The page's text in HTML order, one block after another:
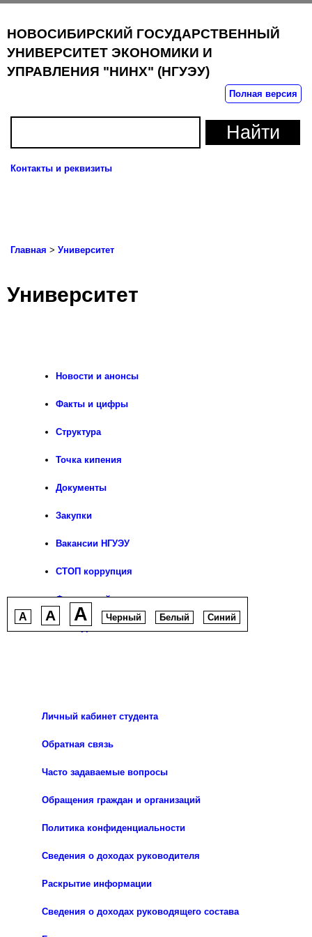
НОВОСИБИРСКИЙ ГОСУДАРСТВЕННЫЙ
УНИВЕРСИТЕТ ЭКОНОМИКИ И
УПРАВЛЕНИЯ "НИНХ" (НГУЭУ)
Полная версия
Контакты и реквизиты
Главная > Университет
Университет
Новости и анонсы
Факты и цифры
Структура
Точка кипения
Документы
Закупки
Вакансии НГУЭУ
СТОП коррупция
Фирменный стиль
3D - Тур
Личный кабинет студента
Обратная связь
Часто задаваемые вопросы
Обращения граждан и организаций
Политика конфиденциальности
Сведения о доходах руководителя
Раскрытие информации
Сведения о доходах руководящего состава
A A A Черный Белый Синий